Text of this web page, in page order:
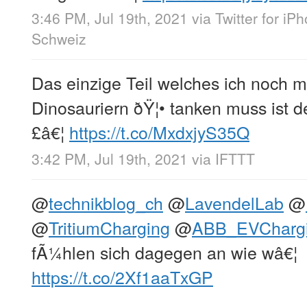
3:46 PM, Jul 19th, 2021 via Twitter for
Schweiz
Das einzige Teil welches ich noch
Dinosauriern ðŸ¦• tanken muss ist
£â€¦ https://t.co/MxdxjyS35Q
3:42 PM, Jul 19th, 2021 via IFTTT
@technikblog_ch @LavendelLab @
@TritiumCharging @
fÃ¼hlen sich dagegen an wie wâ€¦
https://t.co/2Xf1aaTxGP